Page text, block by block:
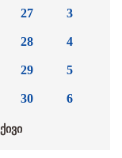
27
28
29
30
3
4
5
6